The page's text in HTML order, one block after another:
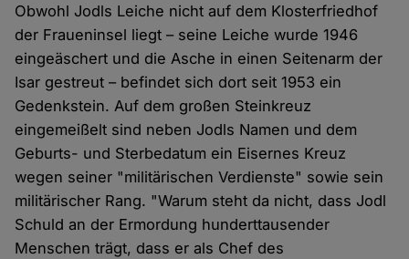
Obwohl Jodls Leiche nicht auf dem Klosterfriedhof
der Fraueninsel liegt – seine Leiche wurde 1946
eingeäschert und die Asche in einen Seitenarm der
Isar gestreut – befindet sich dort seit 1953 ein
Gedenkstein. Auf dem großen Steinkreuz
eingemeißelt sind neben Jodls Namen und dem
Geburts- und Sterbedatum ein Eisernes Kreuz
wegen seiner "militärischen Verdienste" sowie sein
militärischer Rang. "Warum steht da nicht, dass Jodl
Schuld an der Ermordung hunderttausender
Menschen trägt, dass er als Chef des